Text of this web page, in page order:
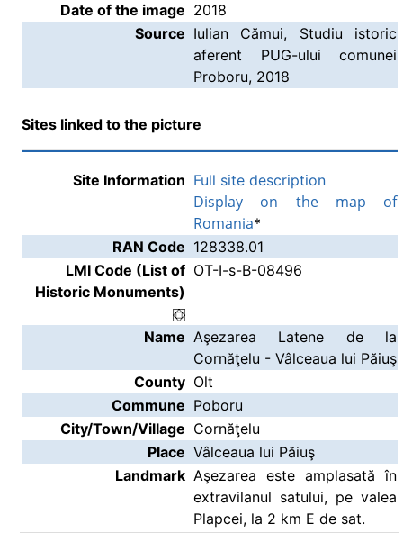
Date of the image 2018
Source Iulian Cămui, Studiu istoric
aferent PUG-ului comunei
Proboru, 2018
Sites linked to the picture
Site Information Full site description
Display on the map of
Romania*
RAN Code 128338.01
LMI Code (List of
Historic Monuments)
OT-I-s-B-08496
Name Aşezarea Latene de la
Cornăţelu - Vâlceaua lui Păiuş
County Olt
Commune Poboru
City/Town/Village Cornăţelu
Place Vâlceaua lui Păiuş
Landmark Aşezarea este amplasată în
extravilanul satului, pe valea
Plapcei, la 2 km E de sat.